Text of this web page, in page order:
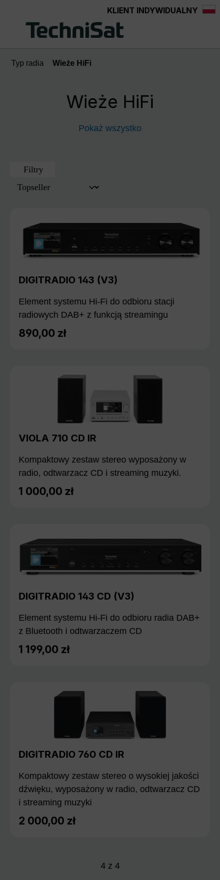
Przejdź do głównej zawartościKLIENT INDYWIDUALNY
Typ radia Wieże HiFi
Wieże HiFi
Pokaż wszystko
Filtry
DIGITRADIO 143 (V3)
Element systemu Hi-Fi do odbioru stacji
radiowych DAB+ z funkcją streamingu
Cena regularna:
890,00 zł
VIOLA 710 CD IR
Kompaktowy zestaw stereo wyposażony w
radio, odtwarzacz CD i streaming muzyki.
Cena regularna:
1 000,00 zł
DIGITRADIO 143 CD (V3)
Element systemu Hi-Fi do odbioru radia DAB+
z Bluetooth i odtwarzaczem CD
Cena regularna:
1 199,00 zł
DIGITRADIO 760 CD IR
Kompaktowy zestaw stereo o wysokiej jakości
dźwięku, wyposażony w radio, odtwarzacz CD
i streaming muzyki
Cena regularna:
2 000,00 zł
4z 4